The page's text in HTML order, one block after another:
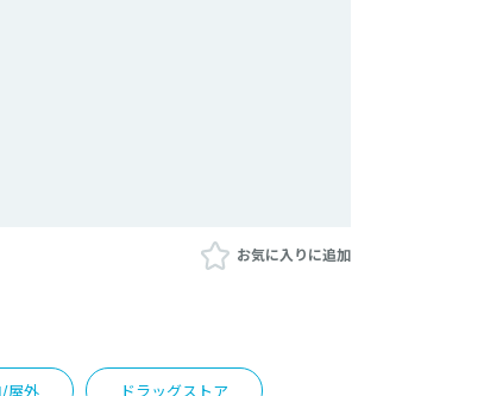
お気に入りに追加
/屋外 ドラッグストア